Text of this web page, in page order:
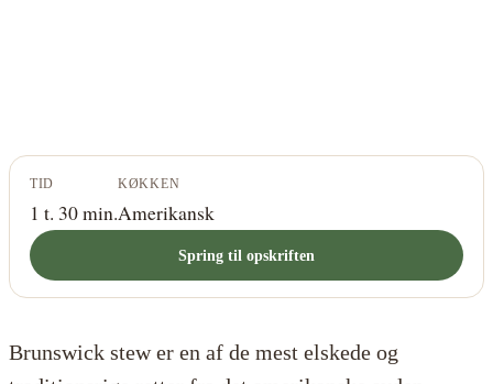
TID
1 t. 30 min.
KØKKEN
Amerikansk
Spring til opskriften
Brunswick stew er en af de mest elskede og